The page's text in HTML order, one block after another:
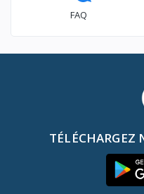
FAQ
TÉLÉCHARGEZ